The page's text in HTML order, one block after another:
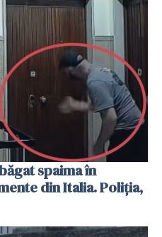
spaima în
din Italia. Poliția,